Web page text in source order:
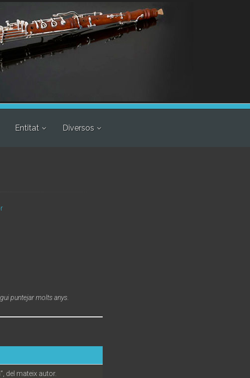
Entitat Diversos
puntejar molts anys.
del mateix autor.